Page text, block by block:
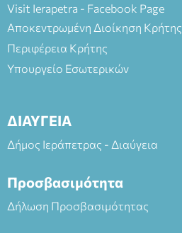
Visit Ierapetra - Facebook Page
Αποκεντρωμένη Διοίκηση Κρήτης
Περιφέρεια Κρήτης
Υπουργείο Εσωτερικών
ΔΙΑΥΓΕΙΑ
Δήμος Ιεράπετρας - Διαύγεια
Προσβασιμότητα
Δήλωση Προσβασιμότητας